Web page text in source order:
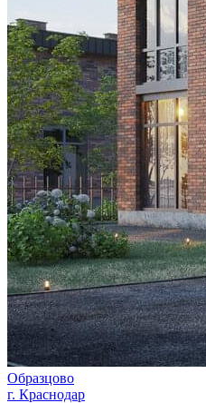
Образцово
г. Краснодар